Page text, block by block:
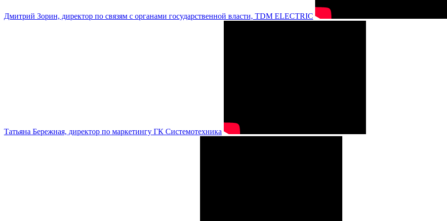
Дмитрий Зорин, директор по связям с органами государственной власти, TDM ELECTRIC
Татьяна Бережная, директор по маркетингу ГК Системотехника